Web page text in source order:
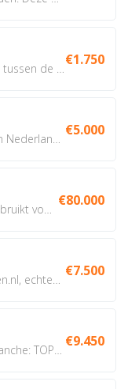
€1.750
€5.000
€80.000
€7.500
€9.450